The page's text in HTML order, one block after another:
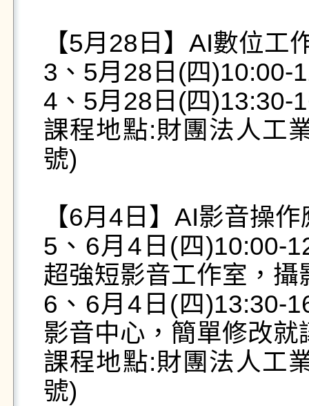
【5月28日】AI數位工
3、5月28日(四)10:00-
4、5月28日(四)13:30-
課程地點:財團法人工
號)
【6月4日】AI影音操
5、6月4日(四)10:00-
超強短影音工作室，
6、6月4日(四)13:30-
影音中心，簡單修改
課程地點:財團法人工
號)